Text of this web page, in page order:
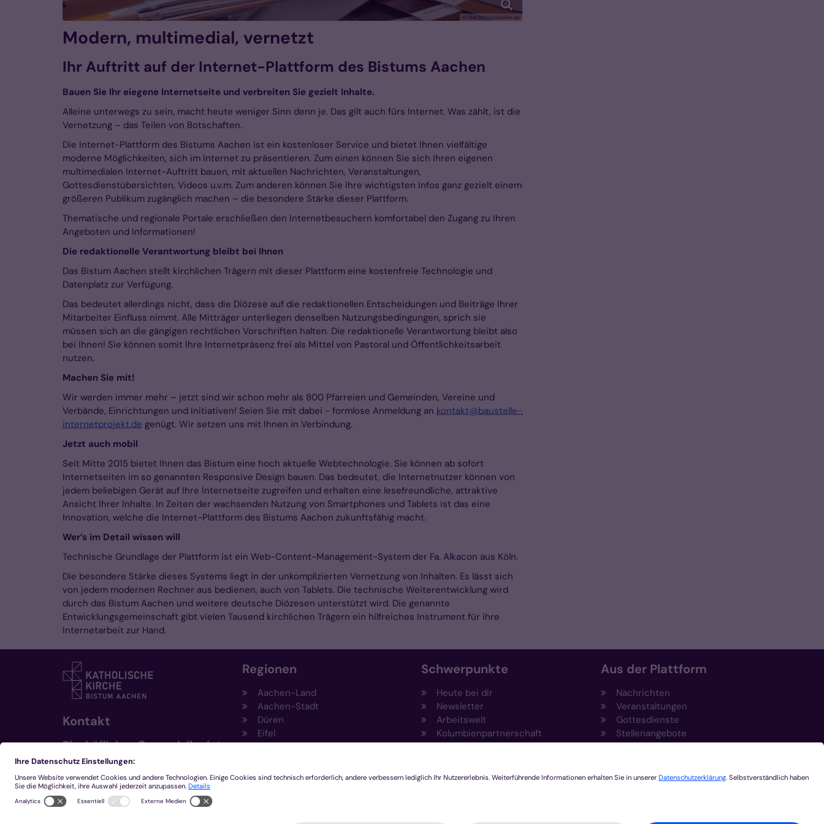
© Uwe Schlick/pixelio.de
Modern, multimedial, vernetzt
Ihr Auftritt auf der Internet-Plattform des Bistums Aachen
Bauen Sie Ihr eiegene Internetseite und verbreiten Sie gezielt Inhalte.
Alleine unterwegs zu sein, macht heute weniger Sinn denn je. Das gilt auch fürs Internet. Was zählt, ist die
Vernetzung – das Teilen von Botschaften.
Die Internet-Plattform des Bistums Aachen ist ein kostenloser Service und bietet Ihnen vielfältige
moderne Möglichkeiten, sich im Internet zu präsentieren. Zum einen können Sie sich Ihren eigenen
multimedialen Internet-Auftritt bauen, mit aktuellen Nachrichten, Veranstaltungen,
Gottesdienstübersichten, Videos u.v.m. Zum anderen können Sie Ihre wichtigsten Infos ganz gezielt einem
größeren Publikum zugänglich machen – die besondere Stärke dieser Plattform.
Thematische und regionale Portale erschließen den Internetbesuchern komfortabel den Zugang zu Ihren
Angeboten und Informationen!
Die redaktionelle Verantwortung bleibt bei Ihnen
Das Bistum Aachen stellt kirchlichen Trägern mit dieser Plattform eine kostenfreie Technologie und
Datenplatz zur Verfügung.
Das bedeutet allerdings nicht, dass die Diözese auf die redaktionellen Entscheidungen und Beiträge Ihrer
Mitarbeiter Einfluss nimmt. Alle Mitträger unterliegen denselben Nutzungsbedingungen, sprich sie
müssen sich an die gängigen rechtlichen Vorschriften halten. Die redaktionelle Verantwortung bleibt also
bei Ihnen! Sie können somit Ihre Internetpräsenz frei als Mittel von Pastoral und Öffentlichkeitsarbeit
nutzen.
Machen Sie mit!
Wir werden immer mehr – jetzt sind wir schon mehr als 800 Pfarreien und Gemeinden, Vereine und
Verbände, Einrichtungen und Initiativen! Seien Sie mit dabei - formlose Anmeldung an kontakt@baustelle-
internetprojekt.de genügt. Wir setzen uns mit Ihnen in Verbindung.
Jetzt auch mobil
Seit Mitte 2015 bietet Ihnen das Bistum eine hoch aktuelle Webtechnologie. Sie können ab sofort
Internetseiten im so genannten Responsive Design bauen. Das bedeutet, die Internetnutzer können von
jedem beliebigen Gerät auf Ihre Internetseite zugreifen und erhalten eine lesefreundliche, attraktive
Ansicht Ihrer Inhalte. In Zeiten der wachsenden Nutzung von Smartphones und Tablets ist das eine
Innovation, welche die Internet-Plattform des Bistums Aachen zukunftsfähig macht.
Wer’s im Detail wissen will
Technische Grundlage der Plattform ist ein Web-Content-Management-System der Fa. Alkacon aus Köln.
Die besondere Stärke dieses Systems liegt in der unkomplizierten Vernetzung von Inhalten. Es lässt sich
von jedem modernen Rechner aus bedienen, auch von Tablets. Die technische Weiterentwicklung wird
durch das Bistum Aachen und weitere deutsche Diözesen unterstützt wird. Die genannte
Entwicklungsgemeinschaft gibt vielen Tausend kirchlichen Trägern ein hilfreiches Instrument für ihre
Internetarbeit zur Hand.
Kontakt
Bischöfliches Generalvikariat
Aachen
+49 241 452-0
kommunikation@bistum-
aachen.de
Regionen
Aachen-Land
Aachen-Stadt
Düren
Eifel
Krefeld
Schwerpunkte
Heute bei dir
Newsletter
Arbeitswelt
Kolumbienpartnerschaft
Fundraising
Aus der Plattform
Nachrichten
Veranstaltungen
Gottesdienste
Stellenangebote
Rechtsdatenbank